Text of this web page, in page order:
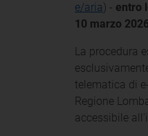
e/aria) - entro
10 marzo 2026
La procedura
telematica di
Regione
accessibile